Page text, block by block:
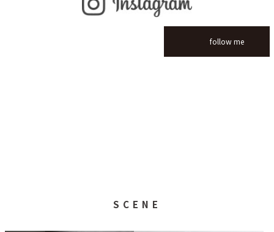
follow me
SCENE